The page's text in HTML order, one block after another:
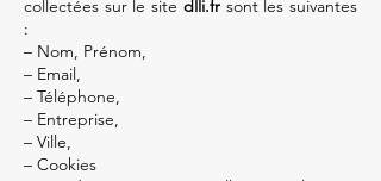
collectées sur le site dlli.frsont les suivantes
:
– Nom, Prénom,
– Email,
– Téléphone,
– Entreprise,
– Ville,
– Cookies